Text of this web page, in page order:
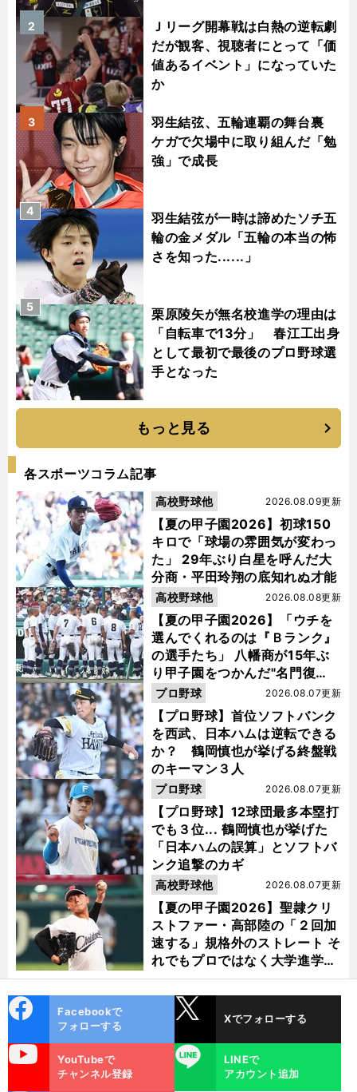
Ｊリーグ開幕戦は白熱の逆転劇
だが観客、視聴者にとって「価
値あるイベント」になっていた
か
2
羽生結弦、五輪連覇の舞台裏
ケガで欠場中に取り組んだ「勉
強」で成長
3
羽生結弦が一時は諦めたソチ五
輪の金メダル「五輪の本当の怖
さを知った......」
4
栗原陵矢が無名校進学の理由は
「自転車で13分」 春江工出身
として最初で最後のプロ野球選
手となった
5
もっと見る
各スポーツコラム記事
【夏の甲子園2026】初球150
キロで「球場の雰囲気が変わっ
た」 29年ぶり白星を呼んだ大
分商・平田玲翔の底知れぬ才能
2026.08.09更新
高校野球他
【夏の甲子園2026】「ウチを
選んでくれるのは『Ｂランク』
の選手たち」 八幡商が15年ぶ
り甲子園をつかんだ"名門復
活"の舞台裏
2026.08.08更新
高校野球他
【プロ野球】首位ソフトバンク
を西武、日本ハムは逆転できる
か？ 鶴岡慎也が挙げる終盤戦
のキーマン３人
2026.08.07更新
プロ野球
【プロ野球】12球団最多本塁打
でも３位... 鶴岡慎也が挙げた
「日本ハムの誤算」とソフトバ
ンク追撃のカギ
2026.08.07更新
プロ野球
【夏の甲子園2026】聖隷クリ
ストファー・高部陸の「２回加
速する」規格外のストレート そ
れでもプロではなく大学進学を
選ぶ理由
2026.08.07更新
高校野球他
ok
Facebookで
フォローする
Xでフォローする
YouTubeで
チャンネル登録
LINE
LINEで
アカウント追加